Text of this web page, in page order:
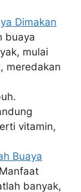
Dimakan
buaya
mulai
meredakan
vitamin,
Buaya
Manfaat
banyak,